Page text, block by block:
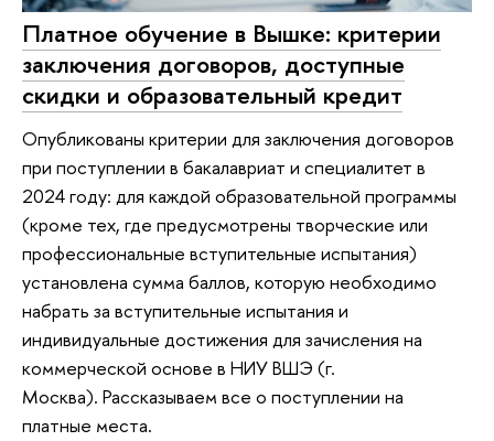
Платное обучение в Вышке: критерии
заключения договоров, доступные
скидки и образовательный кредит
Опубликованы критерии для заключения договоров
при поступлении в бакалавриат и специалитет в
2024 году: для каждой образовательной программы
(кроме тех, где предусмотрены творческие или
профессиональные вступительные испытания)
установлена сумма баллов, которую необходимо
набрать за вступительные испытания и
индивидуальные достижения для зачисления на
коммерческой основе в НИУ ВШЭ (г.
Москва). Рассказываем все о поступлении на
платные места.